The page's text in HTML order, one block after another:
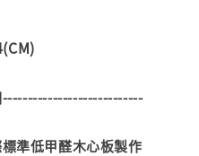
準低甲醛木心板製作